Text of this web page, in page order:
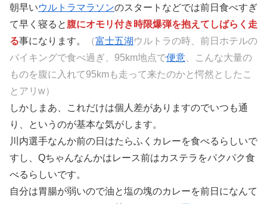
朝早いウルトラマラソンのスタートなどでは前日食べすぎ
て早く寝ると 腹にオモリ付き時限爆弾を抱えてしばらく走
る事になります。 （富士五湖 ウルトラの時、前日ホテルの
バイキングで食べ過ぎ、95km地点で便意、こんな大量の
ものを腹に入れて95kmも走って来たのかと愕然としたこ
とアリw）
しかしまあ、これだけは個人差がありますのでいつも通
り、というのが基本な気がします。
川内選手なんか前の日はたらふくカレーを食べるらしいで
すし、Qちゃんなんかはレース前はカステラをパクパク食
べるらしいです。
自分は胃腸が弱いので油と塩の塊のカレーを前日になんて